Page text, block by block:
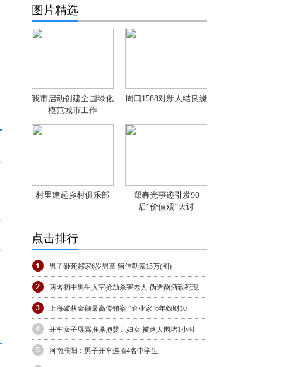
图片精选
我市启动创建全国绿化
模范城市工作
周口1588对新人结良缘
村里建起乡村俱乐部
郑春光事迹引发90
后“价值观”大讨
点击排行
男子砸死邻家6岁男童 留信勒索15万(图)
两名初中男生入室抢劫杀害老人 伪造酗酒致死现
上海破获金额最高传销案 “企业家”6年敛财10
开车女子辱骂推搡抱婴儿妇女 被路人围堵1小时
河南濮阳：男子开车连撞4名中学生